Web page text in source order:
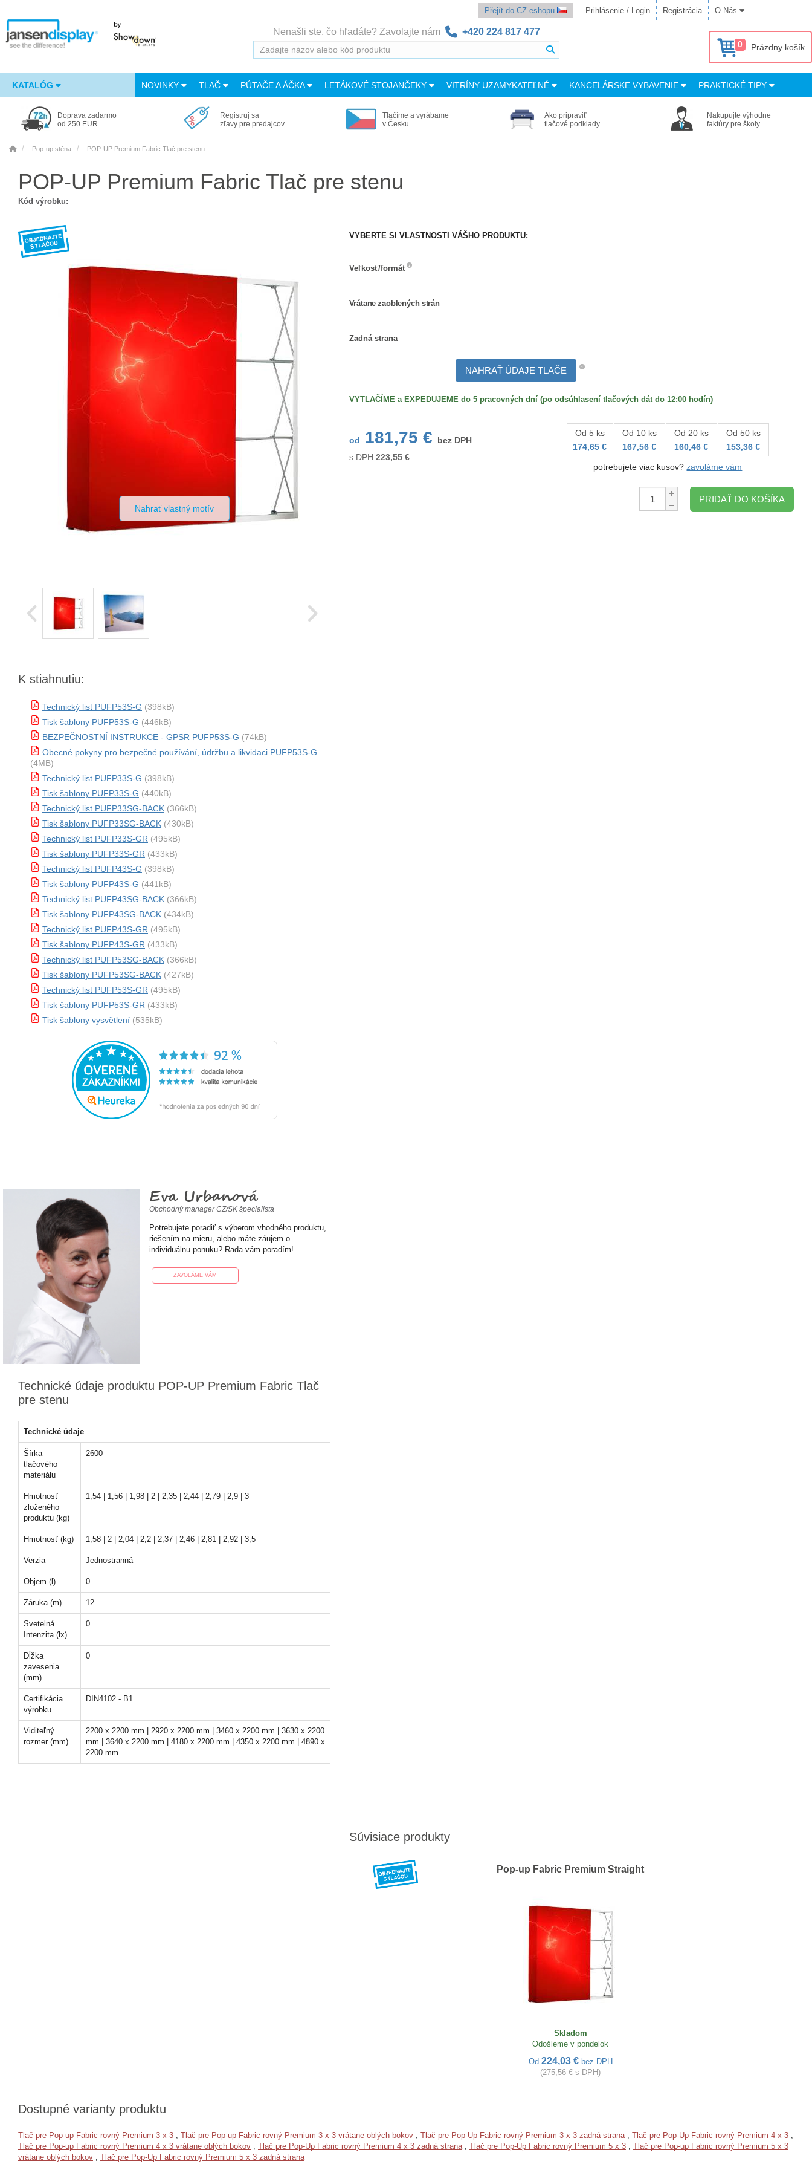
Přejít do CZ eshopu Prihlásenie / Login Registrácia O Nás
Nenašli ste, čo hľadáte? Zavolajte nám +420 224 817 477
0 Prázdny košík
KATALÓG NOVINKY TLAČ PÚTAČE A ÁČKA LETÁKOVÉ STOJANČEKY VITRÍNY UZAMYKATEĽNÉ KANCELÁRSKE VYBAVENIE PRAKTICKÉ TIPY
Doprava zadarmo
od 250 EUR
Registruj sa
zľavy pre predajcov
Tlačíme a vyrábame
v Česku
Ako pripraviť
tlačové podklady
Nakupujte výhodne
faktúry pre školy
Pop-up stěna POP-UP Premium Fabric Tlač pre stenu
POP-UP Premium Fabric Tlač pre stenu
Kód výrobku:
Nahrať vlastný motív
K stiahnutiu:
Technický list PUFP53S-G (398kB)
Tisk šablony PUFP53S-G (446kB)
BEZPEČNOSTNÍ INSTRUKCE - GPSR PUFP53S-G (74kB)
Obecné pokyny pro bezpečné používání, údržbu a likvidaci PUFP53S-G
(4MB)
Technický list PUFP33S-G (398kB)
Tisk šablony PUFP33S-G (440kB)
Technický list PUFP33SG-BACK (366kB)
Tisk šablony PUFP33SG-BACK (430kB)
Technický list PUFP33S-GR (495kB)
Tisk šablony PUFP33S-GR (433kB)
Technický list PUFP43S-G (398kB)
Tisk šablony PUFP43S-G (441kB)
Technický list PUFP43SG-BACK (366kB)
Tisk šablony PUFP43SG-BACK (434kB)
Technický list PUFP43S-GR (495kB)
Tisk šablony PUFP43S-GR (433kB)
Technický list PUFP53SG-BACK (366kB)
Tisk šablony PUFP53SG-BACK (427kB)
Technický list PUFP53S-GR (495kB)
Tisk šablony PUFP53S-GR (433kB)
Tisk šablony vysvětlení (535kB)
Eva Urbanová
Obchodný manager CZ/SK špecialista
Potrebujete poradiť s výberom vhodného produktu,
riešením na mieru, alebo máte záujem o
individuálnu ponuku? Rada vám poradím!
ZAVOLÁME VÁM
Technické údaje produktu POP-UP Premium Fabric Tlač
pre stenu
Technické údaje
Šírka
tlačového
materiálu
2600
Hmotnosť
zloženého
produktu (kg)
1,54 | 1,56 | 1,98 | 2 | 2,35 | 2,44 | 2,79 | 2,9 | 3
Hmotnosť (kg) 1,58 | 2 | 2,04 | 2,2 | 2,37 | 2,46 | 2,81 | 2,92 | 3,5
Verzia Jednostranná
Objem (l) 0
Záruka (m) 12
Svetelná
Intenzita (lx)
0
Dĺžka
zavesenia
(mm)
0
Certifikácia
výrobku
DIN4102 - B1
Viditeľný
rozmer (mm)
2200 x 2200 mm | 2920 x 2200 mm | 3460 x 2200 mm | 3630 x 2200
mm | 3640 x 2200 mm | 4180 x 2200 mm | 4350 x 2200 mm | 4890 x
2200 mm
VYBERTE SI VLASTNOSTI VÁŠHO PRODUKTU:
Veľkosť/formát
Vrátane zaoblených strán
Zadná strana
NAHRAŤ ÚDAJE TLAČE
VYTLAČÍME a EXPEDUJEME do 5 pracovných dní (po odsúhlasení tlačových dát do 12:00 hodín)
od 181,75 €
bez DPH
s DPH 223,55€
Od 5 ks
174,65 €
Od 10 ks
167,56 €
Od 20 ks
160,46 €
Od 50 ks
153,36 €
potrebujete viac kusov?zavoláme vám
Množstvo:
PRIDAŤ DO KOŠÍKA
Súvisiace produkty
Pop-up Fabric Premium Straight
Skladom
Odošleme v pondelok
Od 224,03 € bez DPH
(275,56 € s DPH)
Dostupné varianty produktu
Tlač pre Pop-up Fabric rovný Premium 3 x 3 , Tlač pre Pop-up Fabric rovný Premium 3 x 3 vrátane oblých bokov , Tlač pre Pop-Up Fabric rovný Premium 3 x 3 zadná strana , Tlač pre Pop-Up Fabric rovný Premium 4 x 3 ,
Tlač pre Pop-up Fabric rovný Premium 4 x 3 vrátane oblých bokov , Tlač pre Pop-Up Fabric rovný Premium 4 x 3 zadná strana , Tlač pre Pop-Up Fabric rovný Premium 5 x 3 , Tlač pre Pop-up Fabric rovný Premium 5 x 3
vrátane oblých bokov , Tlač pre Pop-Up Fabric rovný Premium 5 x 3 zadná strana